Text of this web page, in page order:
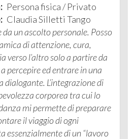
Persona fisica / Privato
Claudia Silletti Tango
un ascolto personale. Posso
di attenzione, cura,
verso l’altro solo a partire da
percepire ed entrare in una
dialogante. L’integrazione di
corporea tra cui lo
mi permette di preparare
il viaggio di ogni
essenzialmente di un “lavoro